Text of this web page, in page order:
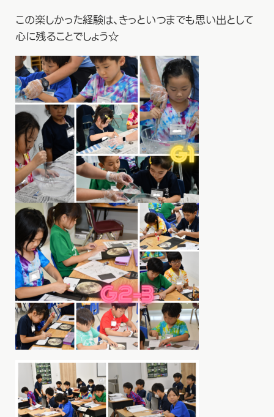
この楽しかった経験は、きっといつまでも思い出として
心に残ることでしょう☆